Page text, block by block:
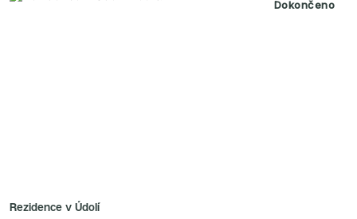
Dokončeno
Rezidence v Údolí